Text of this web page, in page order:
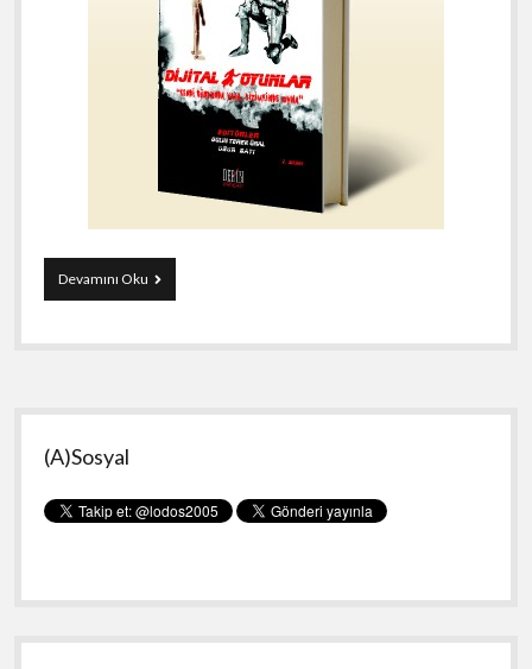
Devamını OkuYeni
Kitap
:
Yan
Menü
(A)Sosyal